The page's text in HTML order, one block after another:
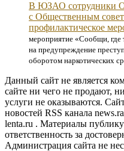
В ЮЗАО сотрудники
с Общественным
профилактическое
мероприятие «Сообщи, где
на предупреждение
оборотом наркотических
Данный сайт не является
сайте ни чего не продают,
услуги не оказываются.
новостей RSS канала
lenta.ru . Материалы
ответственность за
Администрация сайта не